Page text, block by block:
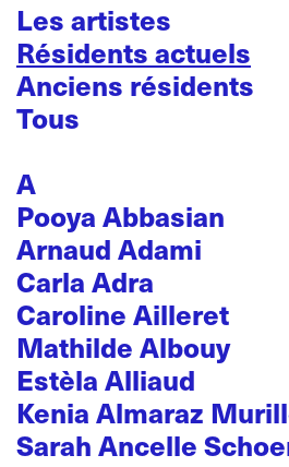
Les artistes
Résidents actuels
Anciens résidents
Tous
A
Pooya Abbasian
Arnaud Adami
Carla Adra
Caroline Ailleret
Mathilde Albouy
Estèla Alliaud
Kenia Almaraz
Sarah Ancelle